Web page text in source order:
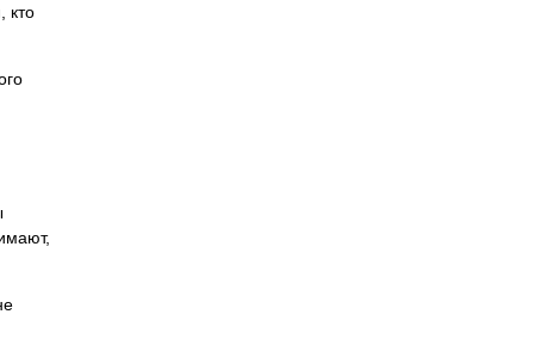
кто